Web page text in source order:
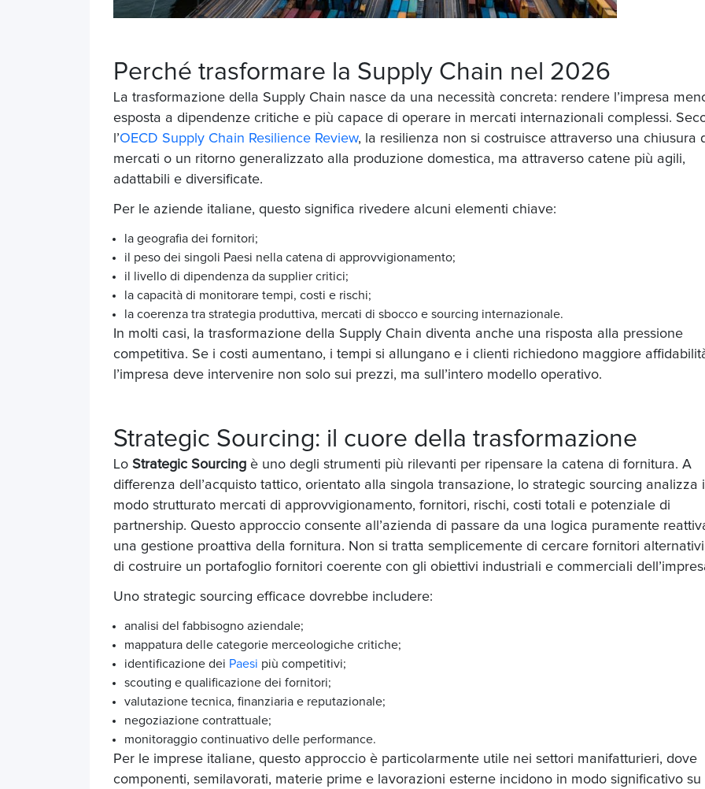
Perché trasformare la Supply Chain nel 2026
La trasformazione della Supply Chain nasce da una necessità concreta: rendere l’impresa
esposta a dipendenze critiche e più capace di operare in mercati internazionali complessi.
l’OECD Supply Chain Resilience Review, la resilienza non si costruisce attraverso una chiusura
mercati o un ritorno generalizzato alla produzione domestica, ma attraverso catene più agili,
adattabili e diversificate.
Per le aziende italiane, questo significa rivedere alcuni elementi chiave:
la geografia dei fornitori;
il peso dei singoli Paesi nella catena di approvvigionamento;
il livello di dipendenza da supplier critici;
la capacità di monitorare tempi, costi e rischi;
la coerenza tra strategia produttiva, mercati di sbocco e sourcing internazionale.
In molti casi, la trasformazione della Supply Chain diventa anche una risposta alla pressione
competitiva. Se i costi aumentano, i tempi si allungano e i clienti richiedono maggiore
l’impresa deve intervenire non solo sui prezzi, ma sull’intero modello operativo.
Strategic Sourcing: il cuore della trasformazione
Lo Strategic Sourcing è uno degli strumenti più rilevanti per ripensare la catena di fornitura. A
differenza dell’acquisto tattico, orientato alla singola transazione, lo strategic sourcing analizza
modo strutturato mercati di approvvigionamento, fornitori, rischi, costi totali e potenziale di
partnership. Questo approccio consente all’azienda di passare da una logica puramente
una gestione proattiva della fornitura. Non si tratta semplicemente di cercare fornitori
di costruire un portafoglio fornitori coerente con gli obiettivi industriali e commerciali
Uno strategic sourcing efficace dovrebbe includere:
analisi del fabbisogno aziendale;
mappatura delle categorie merceologiche critiche;
identificazione dei Paesi più competitivi;
scouting e qualificazione dei fornitori;
valutazione tecnica, finanziaria e reputazionale;
negoziazione contrattuale;
monitoraggio continuativo delle performance.
Per le imprese italiane, questo approccio è particolarmente utile nei settori manifatturieri, dove
componenti, semilavorati, materie prime e lavorazioni esterne incidono in modo significativo su